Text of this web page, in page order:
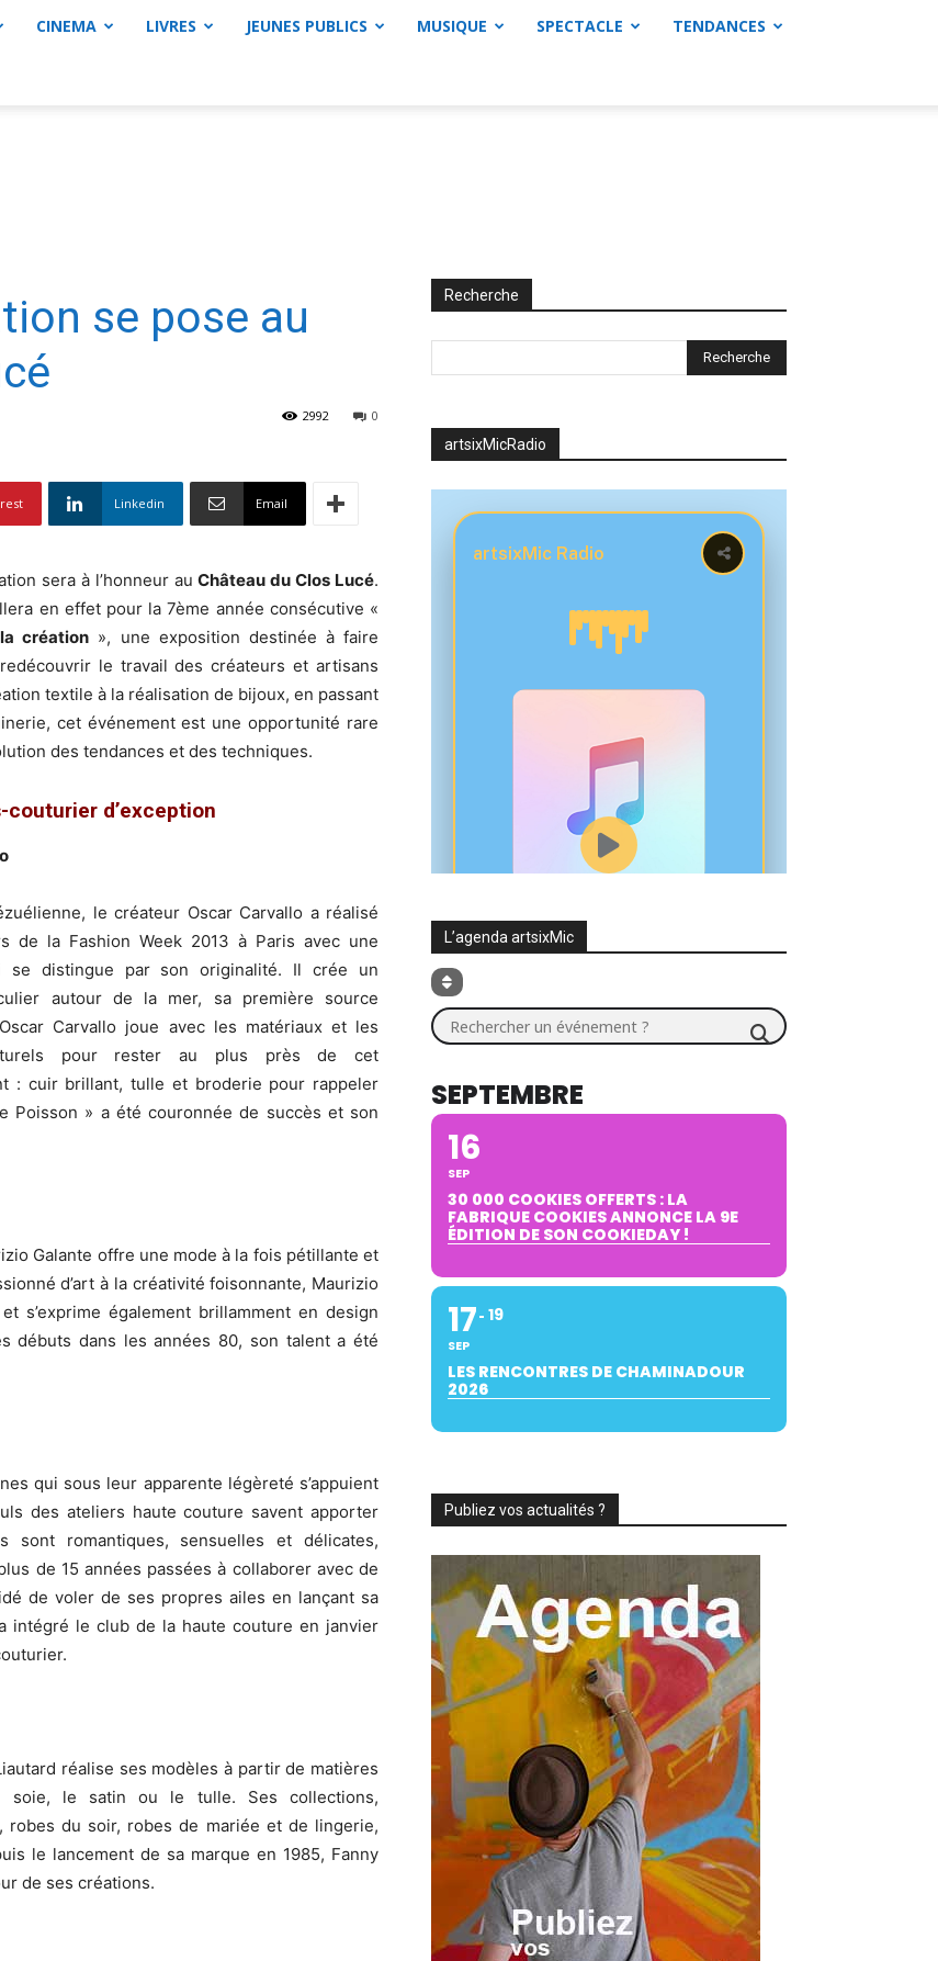
CINEMA LIVRES JEUNES PUBLICS MUSIQUE SPECTACLE TENDANCES
se pose au
0
2992
Linkedin Email
sera à l’honneur au Château du Clos Lucé.
en effet pour la 7ème année consécutive «
création », une exposition destinée à faire
le travail des créateurs et artisans
textile à la réalisation de bijoux, en passant
cet événement est une opportunité rare
des tendances et des techniques.
couturier d’exception
le créateur Oscar Carvallo a réalisé
de la Fashion Week 2013 à Paris avec une
se distingue par son originalité. Il crée un
autour de la mer, sa première source
Carvallo joue avec les matériaux et les
pour rester au plus près de cet
: cuir brillant, tulle et broderie pour rappeler
Poisson » a été couronnée de succès et son
Galante offre une mode à la fois pétillante et
d’art à la créativité foisonnante, Maurizio
s’exprime également brillamment en design
débuts dans les années 80, son talent a été
qui sous leur apparente légèreté s’appuient
des ateliers haute couture savent apporter
sont romantiques, sensuelles et délicates,
de 15 années passées à collaborer avec de
de voler de ses propres ailes en lançant sa
intégré le club de la haute couture en janvier
réalise ses modèles à partir de matières
soie, le satin ou le tulle. Ses collections,
robes du soir, robes de mariée et de lingerie,
le lancement de sa marque en 1985, Fanny
de ses créations.
Recherche
artsixMicRadio
L’agenda artsixMic
Rechercher un événement ?
SEPTEMBRE
16
SEP
30 000 COOKIES OFFERTS : LA
FABRIQUE COOKIES ANNONCE LA 9E
ÉDITION DE SON COOKIEDAY !
17
SEP
19
LES RENCONTRES DE CHAMINADOUR
2026
Publiez vos actualités ?